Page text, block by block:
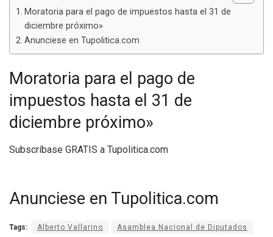
Moratoria para el pago de impuestos hasta el 31 de
diciembre próximo»
Anunciese en Tupolitica.com
Moratoria para el pago de
impuestos hasta el 31 de
diciembre próximo»
Subscríbase GRATIS a Tupolitica.com
Anunciese en Tupolitica.com
Tags: Alberto Vallarino Asamblea Nacional de Diputados